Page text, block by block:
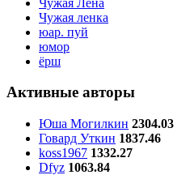
Чужая ленка
юар. пуй
юмор
ёрш
Активные авторы
Юша Могилкин 2304.03
Говард Уткин 1837.46
koss1967 1332.27
Dfyz 1063.84